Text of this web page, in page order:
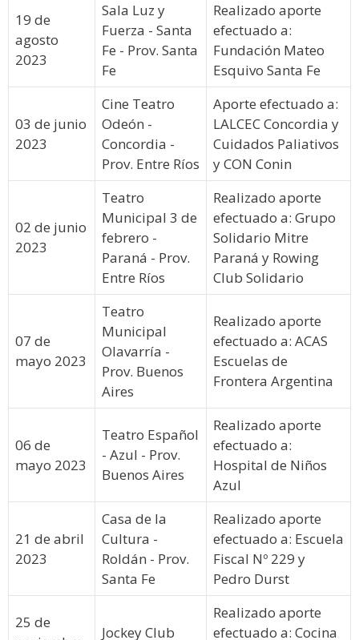
19 de
agosto
2023
Sala Luz y
Fuerza - Santa
Fe - Prov. Santa
Fe
Realizado aporte
efectuado a:
Fundación Mateo
Esquivo Santa Fe
03 de junio
2023
Cine Teatro
Odeón -
Concordia -
Prov. Entre Ríos
Aporte efectuado a:
LALCEC Concordia y
Cuidados Paliativos
y CON Conin
02 de junio
2023
Teatro
Municipal 3 de
febrero -
Paraná - Prov.
Entre Ríos
Realizado aporte
efectuado a: Grupo
Solidario Mitre
Paraná y Rowing
Club Solidario
07 de
mayo 2023
Teatro
Municipal
Olavarría -
Prov. Buenos
Aires
Realizado aporte
efectuado a: ACAS
Escuelas de
Frontera Argentina
06 de
mayo 2023
Teatro Español
- Azul - Prov.
Buenos Aires
Realizado aporte
efectuado a:
Hospital de Niños
Azul
21 de abril
2023
Casa de la
Cultura -
Roldán - Prov.
Santa Fe
Realizado aporte
efectuado a: Escuela
Fiscal Nº 229 y
Pedro Durst
25 de
Jockey Club
Realizado aporte
efectuado a: Cocina